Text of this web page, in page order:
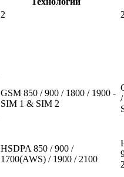
2
GSM 850 / 900 / 1800 / 1900 -
SIM 1 & SIM 2
HSDPA 850 / 900 /
1700(AWS) / 1900 / 2100